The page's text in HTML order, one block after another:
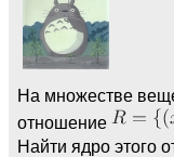
На множестве
отношение
Найти ядро этого